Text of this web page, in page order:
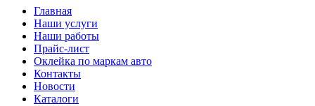
Главная
Наши услуги
Наши работы
Прайс-лист
Оклейка по маркам авто
Контакты
Новости
Каталоги